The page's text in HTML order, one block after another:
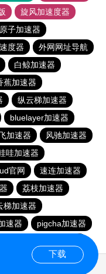
旋风加速度器
原子加速器
度器
外网网址导航
白鲸加速器
蕉加速器
纵云梯加速器
bluelayer加速器
加速器
风驰加速器
哇加速器
官网
速连加速器
荔枝加速器
梯加速器
速器
pigcha加速器
下载